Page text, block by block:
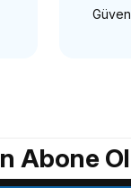
Abone